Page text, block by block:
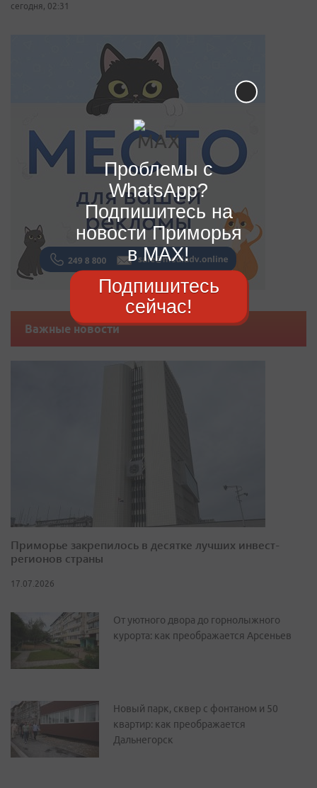
сегодня, 02:31
Важные новости
Приморье закрепилось в десятке лучших инвест-
регионов страны
17.07.2026
От уютного двора до горнолыжного
курорта: как преображается Арсеньев
Новый парк, сквер с фонтаном и 50
квартир: как преображается
Дальнегорск
Проблемы с
WhatsApp?
Подпишитесь на
новости Приморья
в MAX!
Подпишитесь
сейчас!